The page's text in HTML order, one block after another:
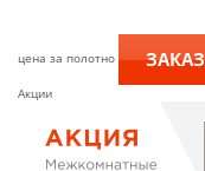
цена за полотно
Акции